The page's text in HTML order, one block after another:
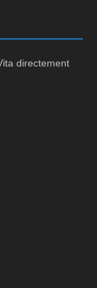
directement